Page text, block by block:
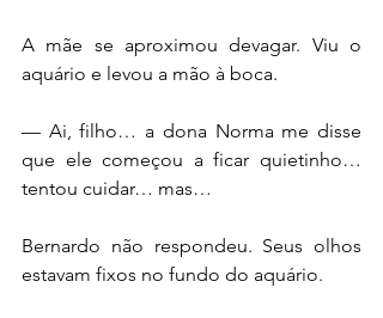
A mãe se aproximou devagar. Viu o
aquário e levou a mão à boca.
— Ai, filho… a dona Norma me disse
que ele começou a ficar quietinho…
tentou cuidar… mas…
Bernardo não respondeu. Seus olhos
estavam fixos no fundo do aquário.